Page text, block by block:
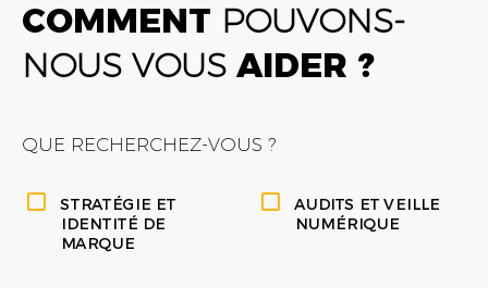
COMMENT POUVONS-
NOUS VOUS AIDER ?
QUE RECHERCHEZ-VOUS ?
STRATÉGIE ET
IDENTITÉ DE
MARQUE
AUDITS ET VEILLE
NUMÉRIQUE